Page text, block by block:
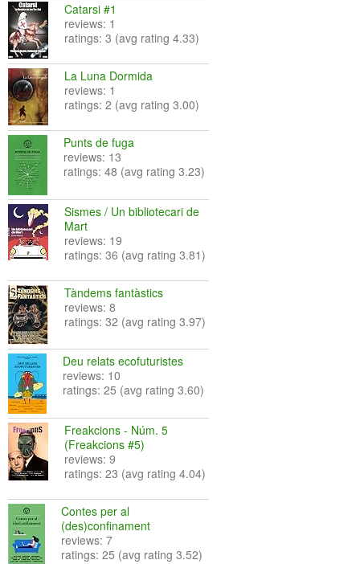
Catarsi #1
reviews: 1
ratings: 3 (avg rating 4.33)
La Luna Dormida
reviews: 1
ratings: 2 (avg rating 3.00)
Punts de fuga
reviews: 13
ratings: 48 (avg rating 3.23)
Sismes / Un bibliotecari de
Mart
reviews: 19
ratings: 36 (avg rating 3.81)
Tàndems fantàstics
reviews: 8
ratings: 32 (avg rating 3.97)
Deu relats ecofuturistes
reviews: 10
ratings: 25 (avg rating 3.60)
Freakcions - Núm. 5
(Freakcions #5)
reviews: 9
ratings: 23 (avg rating 4.04)
Contes per al
(des)confinament
reviews: 7
ratings: 25 (avg rating 3.52)